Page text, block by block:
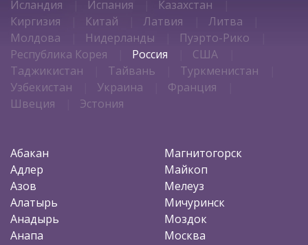
Исландия
Испания
Казахстан
Киргизия
Китай Латвия
Литва
Молдова
Нидерланды
Пуэрто-Рико
Республика Корея
Россия
США
Таджикистан
Тайвань
Туркменистан
Узбекистан
Украина
Франция
Швеция
Эстония
Абакан
Адлер
Азов
Алатырь
Анадырь
Анапа
Магнитогорск
Майкоп
Мелеуз
Мичуринск
Моздок
Москва